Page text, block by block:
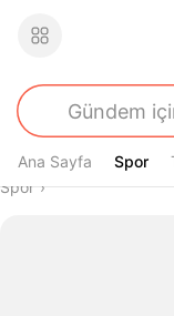
Ana Sayfa Spor
Spor
Buradasın
Spor›